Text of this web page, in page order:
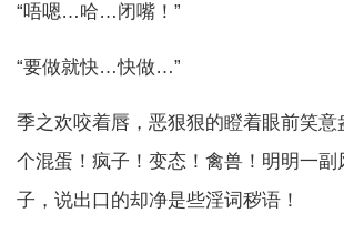
“唔嗯…哈…闭嘴！”
“要做就快…快做…”
季之欢咬着唇，恶狠狠的瞪着眼前笑意
个混蛋！疯子！变态！禽兽！明明一副
子，说出口的却净是些淫词秽语！